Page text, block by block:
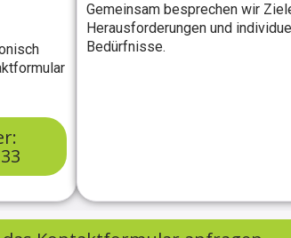
Gemeinsam besprechen wir
Herausforderungen und
Bedürfnisse.